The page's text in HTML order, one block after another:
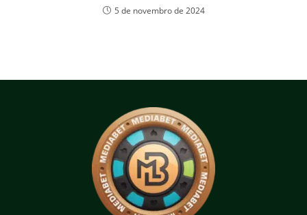
5 de novembro de 2024